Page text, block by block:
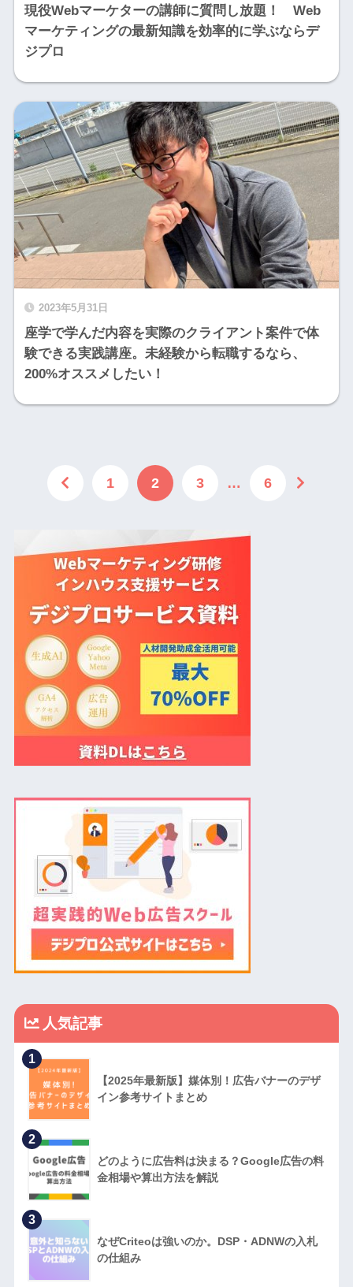
現役Webマーケターの講師に質問し放題！ Web
マーケティングの最新知識を効率的に学ぶならデ
ジプロ
2023年5月31日
座学で学んだ内容を実際のクライアント案件で体
験できる実践講座。未経験から転職するなら、
200%オススメしたい！
1 2 3 … 6
人気記事
1
【2025年最新版】媒体別！広告バナーのデザ
イン参考サイトまとめ
2
どのように広告料は決まる？Google広告の料
金相場や算出方法を解説
3
なぜCriteoは強いのか。DSP・ADNWの入札
の仕組み